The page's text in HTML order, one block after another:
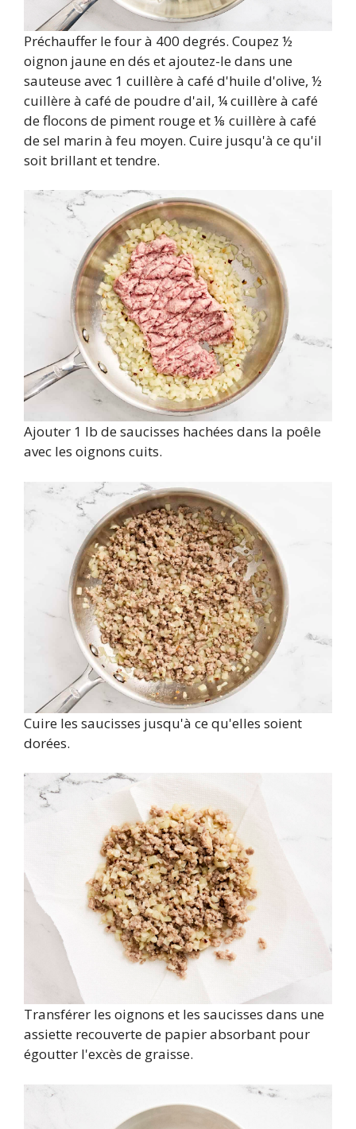
Préchauffer le four à 400 degrés. Coupez ½
oignon jaune en dés et ajoutez-le dans une
sauteuse avec 1 cuillère à café d'huile d'olive, ½
cuillère à café de poudre d'ail, ¼ cuillère à café
de flocons de piment rouge et ⅛ cuillère à café
de sel marin à feu moyen. Cuire jusqu'à ce qu'il
soit brillant et tendre.
Ajouter 1 lb de saucisses hachées dans la poêle
avec les oignons cuits.
Cuire les saucisses jusqu'à ce qu'elles soient
dorées.
Transférer les oignons et les saucisses dans une
assiette recouverte de papier absorbant pour
égoutter l'excès de graisse.